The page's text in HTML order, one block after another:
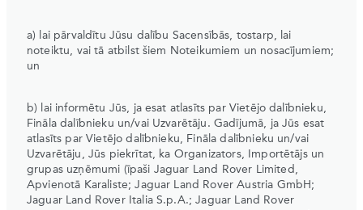
a) lai pārvaldītu Jūsu dalību Sacensībās, tostarp, lai
noteiktu, vai tā atbilst šiem Noteikumiem un nosacījumiem;
un
b) lai informētu Jūs, ja esat atlasīts par Vietējo dalībnieku,
Fināla dalībnieku un/vai Uzvarētāju. Gadījumā, ja Jūs esat
atlasīts par Vietējo dalībnieku, Fināla dalībnieku un/vai
Uzvarētāju, Jūs piekrītat, ka Organizators, Importētājs un
grupas uzņēmumi (īpaši Jaguar Land Rover Limited,
Apvienotā Karaliste; Jaguar Land Rover Austria GmbH;
Jaguar Land Rover Italia S.p.A.; Jaguar Land Rover